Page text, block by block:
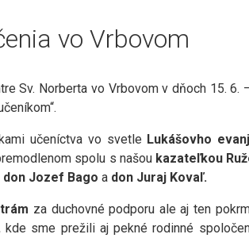
vo Vrbovom
Sv. Norberta vo Vrbovom v dňoch 15. 6.
učeníctva vo svetle Lukášovho
spolu s našou kazateľkou
don Jozef Bago a don Juraj Kovaľ.
za duchovné podporu ale aj ten
kde sme prežili aj pekné rodinné